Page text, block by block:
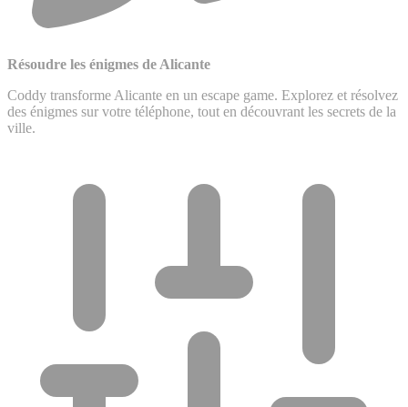
Résoudre les énigmes de Alicante
Coddy transforme Alicante en un escape game. Explorez et résolvez
des énigmes sur votre téléphone, tout en découvrant les secrets de la
ville.